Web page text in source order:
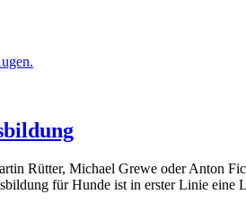
Rütter, Michael Grewe oder Anton
für Hunde ist in erster Linie